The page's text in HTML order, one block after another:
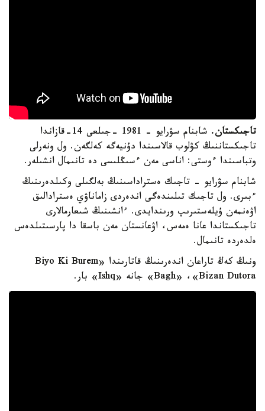
تاجىكستان.
شابنام سۋرايو - 1981 -جىلعى 14-قازاندا
تاجىكستاننىڭ كۋلوب قالاسىندا دۇنيەگە كەلگەن. ول ونەرلى
وتباسىندا ءوستى: اناسى مەن ءسىڭلىسى دە تانىمال انشىلەر.
شابنام سۋرايو - تاجىك ەستراداسىنىڭ بەلگىلى وكىلدەرىنىڭ
ءبىرى. ول تاجىك تىلىندەگى اندەردى زاماناۋي ەسترادالىق
اۋەنمەن ۇيلەستىرىپ ورىندايدى. ءانشىنىڭ شىعارمالارى
تاجىكستاندا عانا ەمەس، اۋعانستان مەن باسقا دا پارسىتىلدەس
ەلدەردە تانىمال.
ونىڭ كەڭ تاراعان اندەرىنىڭ قاتارىندا «Biyo Ki Burem
Bagh» ،«Bizan Dutora» جانە «Ishq» بار.